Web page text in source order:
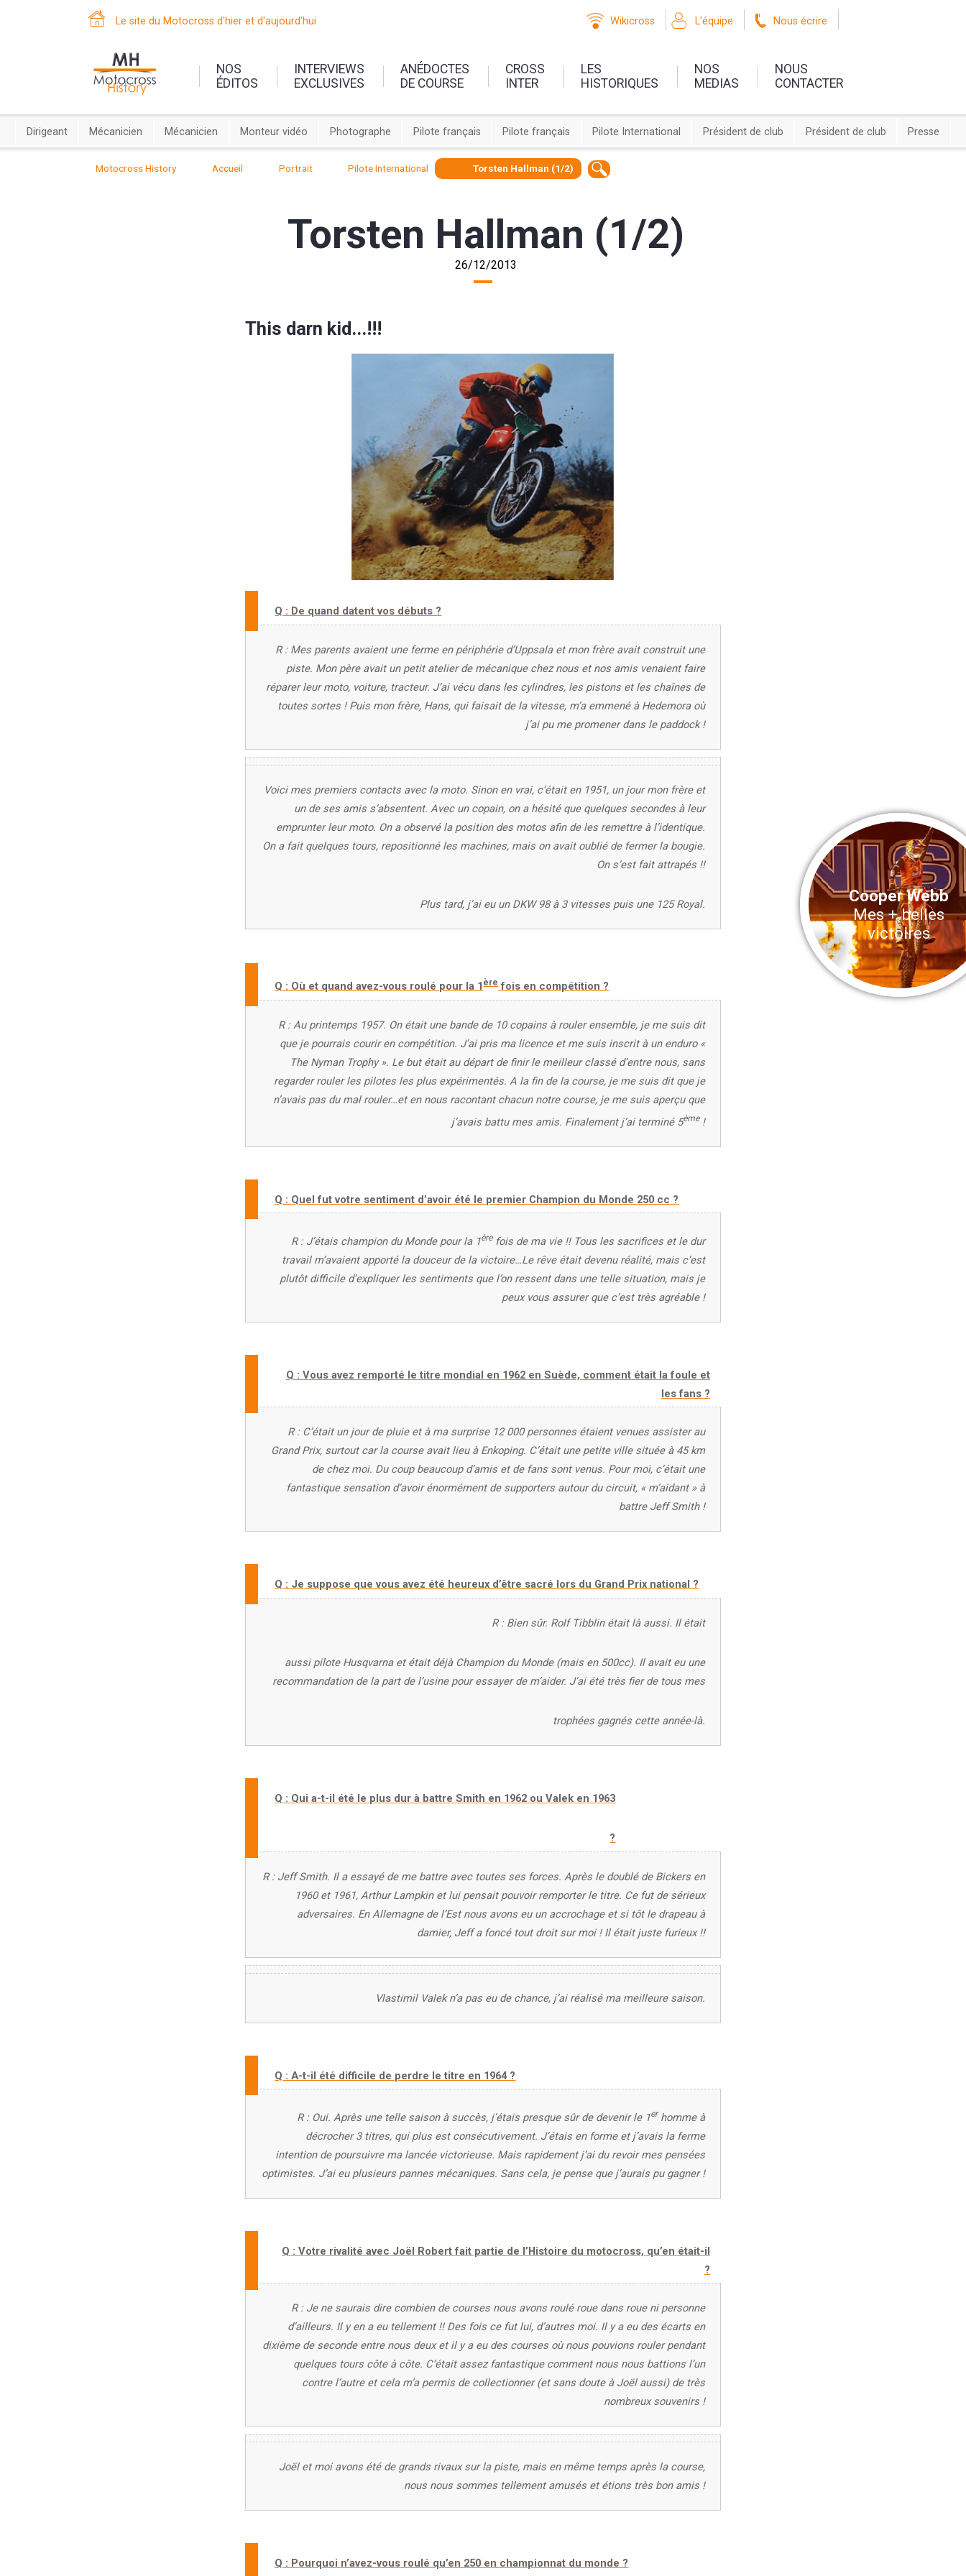
Le site du Motocross d'hier et d'aujourd'hui Wikicross L'équipe Nous écrire
NOS
ÉDITOS
INTERVIEWS
EXCLUSIVES
ANÉDOCTES
DE COURSE
CROSS
INTER
LES
HISTORIQUES
NOS
MEDIAS
NOUS
CONTACTER
Cooper Webb
Mes + belles
victoires
Dirigeant Mécanicien Mécanicien Monteur vidéo Photographe Pilote français Pilote français Pilote International Président de club Président de club Presse
Motocross History Accueil Portrait Pilote International Torsten Hallman (1/2)
Torsten Hallman (1/2)
26/12/2013
This darn kid...!!!
Q : De quand datent vos débuts ?
R : Mes parents avaient une ferme en périphérie d’Uppsala et mon frère avait construit une
piste. Mon père avait un petit atelier de mécanique chez nous et nos amis venaient faire
réparer leur moto, voiture, tracteur. J’ai vécu dans les cylindres, les pistons et les chaînes de
toutes sortes ! Puis mon frère, Hans, qui faisait de la vitesse, m’a emmené à Hedemora où
j’ai pu me promener dans le paddock !
Voici mes premiers contacts avec la moto. Sinon en vrai, c’était en 1951, un jour mon frère et
un de ses amis s’absentent. Avec un copain, on a hésité que quelques secondes à leur
emprunter leur moto. On a observé la position des motos afin de les remettre à l’identique.
On a fait quelques tours, repositionné les machines, mais on avait oublié de fermer la bougie.
On s’est fait attrapés !!
Plus tard, j’ai eu un DKW 98 à 3 vitesses puis une 125 Royal.
Q : Où et quand avez-vous roulé pour la 1èrefois en compétition ?
R : Au printemps 1957. On était une bande de 10 copains à rouler ensemble, je me suis dit
que je pourrais courir en compétition. J’ai pris ma licence et me suis inscrit à un enduro «
The Nyman Trophy ». Le but était au départ de finir le meilleur classé d’entre nous, sans
regarder rouler les pilotes les plus expérimentés. A la fin de la course, je me suis dit que je
n’avais pas du mal rouler…et en nous racontant chacun notre course, je me suis aperçu que
j’avais battu mes amis. Finalement j’ai terminé 5ème!
Q : Quel fut votre sentiment d’avoir été le premier Champion du Monde 250 cc ?
R : J’étais champion du Monde pour la 1èrefois de ma vie !! Tous les sacrifices et le dur
travail m’avaient apporté la douceur de la victoire…Le rêve était devenu réalité, mais c’est
plutôt difficile d’expliquer les sentiments que l’on ressent dans une telle situation, mais je
peux vous assurer que c’est très agréable !
Q : Vous avez remporté le titre mondial en 1962 en Suède, comment était la foule et
les fans ?
R : C’était un jour de pluie et à ma surprise 12 000 personnes étaient venues assister au
Grand Prix, surtout car la course avait lieu à Enkoping. C’était une petite ville située à 45 km
de chez moi. Du coup beaucoup d’amis et de fans sont venus. Pour moi, c’était une
fantastique sensation d’avoir énormément de supporters autour du circuit, « m’aidant » à
battre Jeff Smith !
Q : Je suppose que vous avez été heureux d’être sacré lors du Grand Prix national ?
R : Bien sûr. Rolf Tibblin était là aussi. Il était
aussi pilote Husqvarna et était déjà Champion du Monde (mais en 500cc). Il avait eu une
recommandation de la part de l’usine pour essayer de m’aider. J’ai été très fier de tous mes
trophées gagnés cette année-là.
Q : Qui a-t-il été le plus dur à battre Smith en 1962 ou Valek en 1963
?
R : Jeff Smith. Il a essayé de me battre avec toutes ses forces. Après le doublé de Bickers en
1960 et 1961, Arthur Lampkin et lui pensait pouvoir remporter le titre. Ce fut de sérieux
adversaires. En Allemagne de l’Est nous avons eu un accrochage et si tôt le drapeau à
damier, Jeff a foncé tout droit sur moi ! Il était juste furieux !!
Vlastimil Valek n’a pas eu de chance, j’ai réalisé ma meilleure saison.
Q : A-t-il été difficile de perdre le titre en 1964 ?
R : Oui. Après une telle saison à succès, j’étais presque sûr de devenir le 1erhomme à
décrocher 3 titres, qui plus est consécutivement. J’étais en forme et j’avais la ferme
intention de poursuivre ma lancée victorieuse. Mais rapidement j’ai du revoir mes pensées
optimistes. J’ai eu plusieurs pannes mécaniques. Sans cela, je pense que j’aurais pu gagner !
Q : Votre rivalité avec Joël Robert fait partie de l’Histoire du motocross, qu’en était-il
?
R : Je ne saurais dire combien de courses nous avons roulé roue dans roue ni personne
d’ailleurs. Il y en a eu tellement !! Des fois ce fut lui, d’autres moi. Il y a eu des écarts en
dixième de seconde entre nous deux et il y a eu des courses où nous pouvions rouler pendant
quelques tours côte à côte. C’était assez fantastique comment nous nous battions l’un
contre l’autre et cela m’a permis de collectionner (et sans doute à Joël aussi) de très
nombreux souvenirs !
Joël et moi avons été de grands rivaux sur la piste, mais en même temps après la course,
nous nous sommes tellement amusés et étions très bon amis !
Q : Pourquoi n’avez-vous roulé qu’en 250 en championnat du monde ?